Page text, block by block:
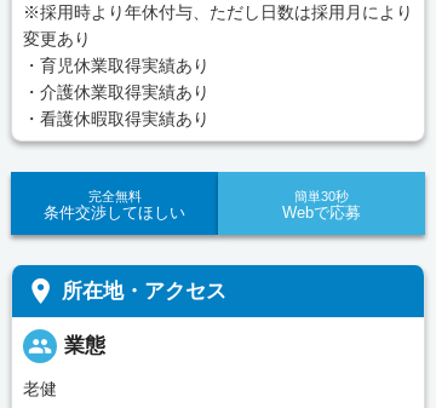
※採用時より年休付与、ただし日数は採用月により
変更あり
・育児休業取得実績あり
・介護休業取得実績あり
・看護休暇取得実績あり
完全無料
条件交渉してほしい
簡単30秒
Webで応募
place 所在地・アクセス
people 業態
老健